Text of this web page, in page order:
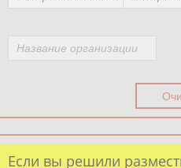
Если вы решили